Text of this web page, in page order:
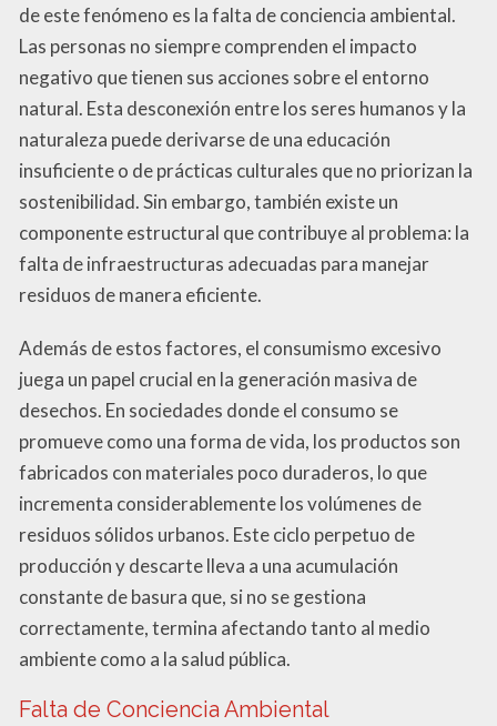
de este fenómeno es la falta de conciencia ambiental.
Las personas no siempre comprenden el impacto
negativo que tienen sus acciones sobre el entorno
natural. Esta desconexión entre los seres humanos y la
naturaleza puede derivarse de una educación
insuficiente o de prácticas culturales que no priorizan la
sostenibilidad. Sin embargo, también existe un
componente estructural que contribuye al problema: la
falta de infraestructuras adecuadas para manejar
residuos de manera eficiente.
Además de estos factores, el consumismo excesivo
juega un papel crucial en la generación masiva de
desechos. En sociedades donde el consumo se
promueve como una forma de vida, los productos son
fabricados con materiales poco duraderos, lo que
incrementa considerablemente los volúmenes de
residuos sólidos urbanos. Este ciclo perpetuo de
producción y descarte lleva a una acumulación
constante de basura que, si no se gestiona
correctamente, termina afectando tanto al medio
ambiente como a la salud pública.
Falta de Conciencia Ambiental